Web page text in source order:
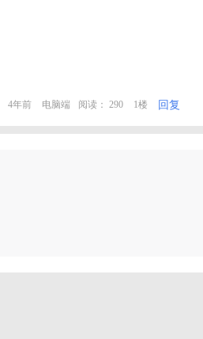
4年前 电脑端 阅读： 290 1楼 回复